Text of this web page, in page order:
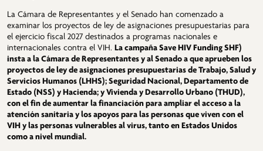
La Cámara de Representantes y el Senado han comenzado a
examinar los proyectos de ley de asignaciones presupuestarias para
el ejercicio fiscal 2027 destinados a programas nacionales e
internacionales contra el VIH. La campaña Save HIV Funding SHF)
insta a la Cámara de Representantes y al Senado a que aprueben los
proyectos de ley de asignaciones presupuestarias de Trabajo, Salud y
Servicios Humanos (LHHS); Seguridad Nacional, Departamento de
Estado (NSS) y Hacienda; y Vivienda y Desarrollo Urbano (THUD),
con el fin de aumentar la financiación para ampliar el acceso a la
atención sanitaria y los apoyos para las personas que viven con el
VIH y las personas vulnerables al virus, tanto en Estados Unidos
como a nivel mundial.